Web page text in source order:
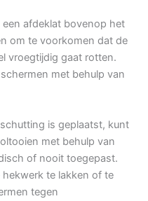
een afdeklat bovenop het
om te voorkomen dat de
vroegtijdig gaat rotten.
met behulp van
is geplaatst, kunt
met behulp van
of nooit toegepast.
te lakken of te
tegen